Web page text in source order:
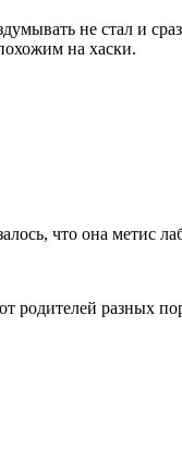
не стал и
на хаски.
что она метис
родителей разных